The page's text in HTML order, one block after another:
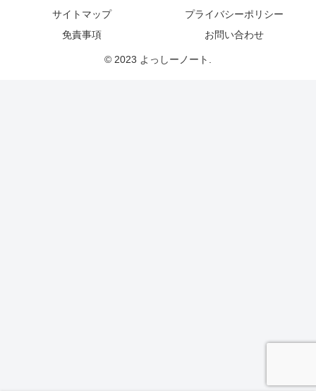
サイトマップ
プライバシーポリシー
免責事項
お問い合わせ
© 2023 よっしーノート.